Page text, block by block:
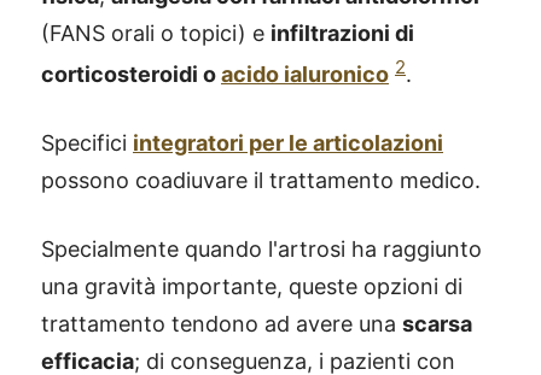
(FANS orali o topici) e infiltrazioni di
corticosteroidi oacido ialuronico 2.
Specifici integratori per le articolazioni
possono coadiuvare il trattamento medico.
Specialmente quando l'artrosi ha raggiunto
una gravità importante, queste opzioni di
trattamento tendono ad avere una scarsa
efficacia; di conseguenza, i pazienti con